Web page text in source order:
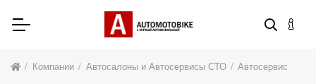
Компании Автосалоны и Автосервисы СТО Автосервис